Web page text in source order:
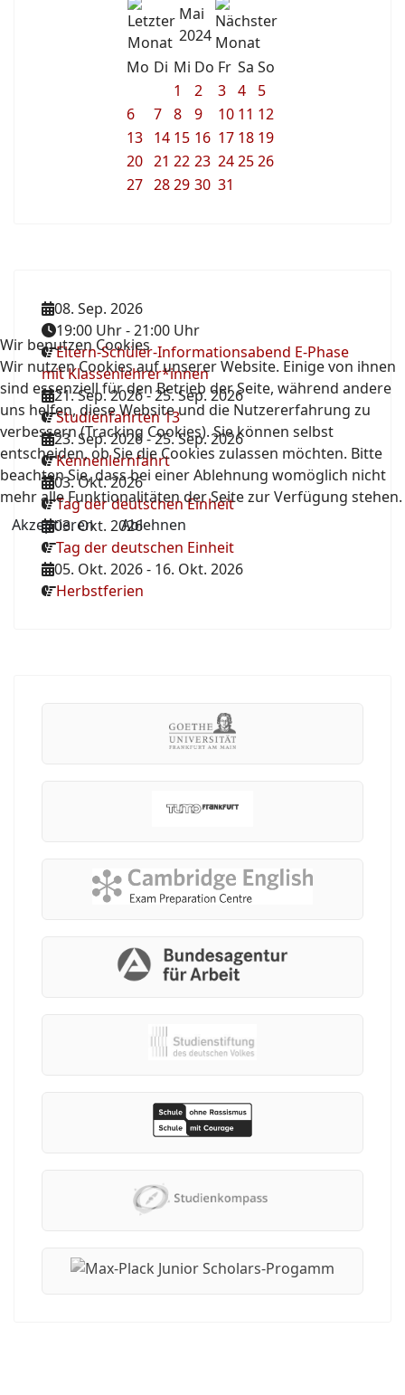
Mai
2024
Mo Di Mi Do Fr Sa So
1
2 3 4
5
6
7 8 9 10 11 12
13 14 15 16 17 18 19
20 21 22 23 242526
27 2829 30 31
08. Sep. 2026
19:00 Uhr-21:00 Uhr
Eltern-Schüler-Informationsabend E-Phase
mit Klassenlehrer*innen
21. Sep. 2026-25. Sep. 2026
Studienfahrten 13
23. Sep. 2026-25. Sep. 2026
Kennenlernfahrt
03. Okt. 2026
Tag der deutschen Einheit
03. Okt. 2026
Tag der deutschen Einheit
05. Okt. 2026- 16. Okt. 2026
Herbstferien
Wir benutzen Cookies
Wir nutzen Cookies auf unserer Website. Einige von ihnen
sind essenziell für den Betrieb der Seite, während andere
uns helfen, diese Website und die Nutzererfahrung zu
verbessern (Tracking Cookies). Sie können selbst
entscheiden, ob Sie die Cookies zulassen möchten. Bitte
beachten Sie, dass bei einer Ablehnung womöglich nicht
mehr alle Funktionalitäten der Seite zur Verfügung stehen.
Akzeptieren
Ablehnen